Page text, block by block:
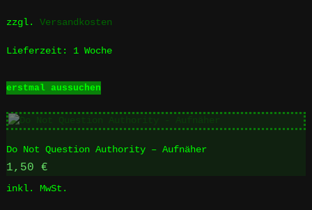
zzgl. Versandkosten
Lieferzeit: 1 Woche
erstmal aussuchenProdukt
mehrere
auf.
Do Not Question Authority – Aufnäher
1,50 €
inkl. MwSt.